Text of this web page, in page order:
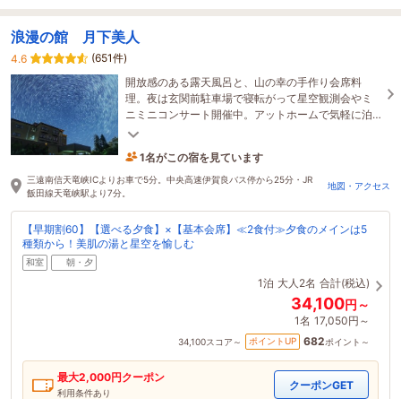
浪漫の館 月下美人
4.6
(651件)
開放感のある露天風呂と、山の幸の手作り会席料
理。夜は玄関前駐車場で寝転がって星空観測会やミ
ニミニコンサート開催中。アットホームで気軽に泊
まれる温泉旅館。料理100選も過去連続受賞。
12時間前に予約されました
三遠南信天竜峡ICよりお車で5分。中央高速伊賀良バス停から25分・JR
飯田線天竜峡駅より7分。
地図・アクセス
【早期割60】【選べる夕食】×【基本会席】≪2食付≫夕食のメインは5
種類から！美肌の湯と星空を愉しむ
和室 朝・夕
1泊 大人2名 合計(税込)
34,100円～
1名 17,050円～
34,100スコア～ ポイントUP 682ポイント～
最大2,000円クーポン
利用条件あり
クーポンGET